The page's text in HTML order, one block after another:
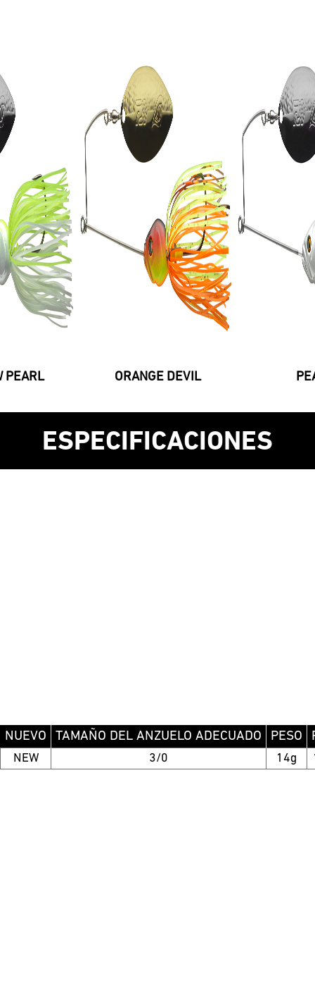
PEARL ORANGE DEVIL
ESPECIFICACIONES
NUEVO TAMAÑO DEL ANZUELO ADECUADO PESO
NEW 3/0 14g